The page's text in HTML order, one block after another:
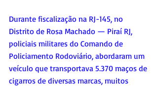
Durante fiscalização na RJ-145, no
Distrito de Rosa Machado — Piraí RJ,
policiais militares do Comando de
Policiamento Rodoviário, abordaram um
veículo que transportava 5.370 maços de
cigarros de diversas marcas, muitos